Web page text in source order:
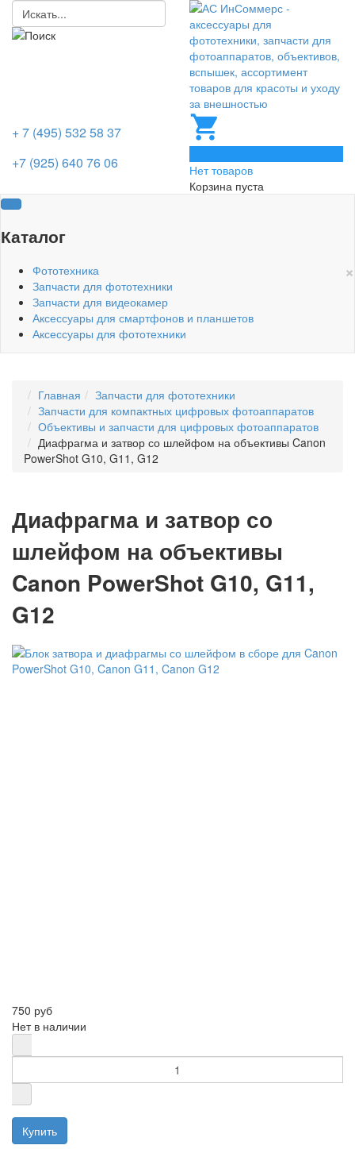
+ 7 (495) 532 58 37
+7 (925) 640 76 06
Нет товаров
Корзина пуста
Каталог
×
Фототехника
Запчасти для фототехники
Запчасти для видеокамер
Аксессуары для смартфонов и планшетов
Аксессуары для фототехники
Главная
Запчасти для фототехники
Запчасти для компактных цифровых фотоаппаратов
Объективы и запчасти для цифровых фотоаппаратов
Диафрагма и затвор со шлейфом на объективы Canon
PowerShot G10, G11, G12
Диафрагма и затвор со
шлейфом на объективы
Canon PowerShot G10, G11,
G12
750 руб
Нет в наличии